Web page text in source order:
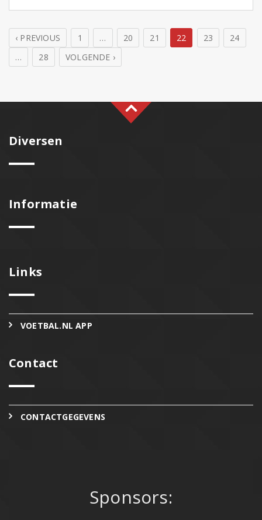
‹ PREVIOUS
1 … 20 21 22 23
24
…
28 VOLGENDE ›
Diversen
Informatie
Links
VOETBAL.NL APP
Contact
CONTACTGEGEVENS
Sponsors: